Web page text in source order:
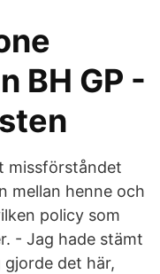
BH GP -
missförståndet
mellan henne och
policy som
- Jag hade stämt
gjorde det här,